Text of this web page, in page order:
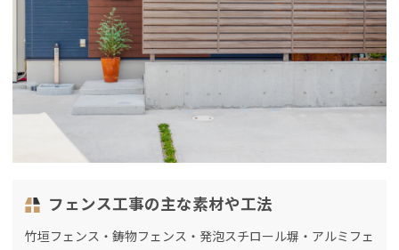
フェンス工事の主な素材や工法
竹垣フェンス・鋳物フェンス・発泡スチロール塀・アルミフェ